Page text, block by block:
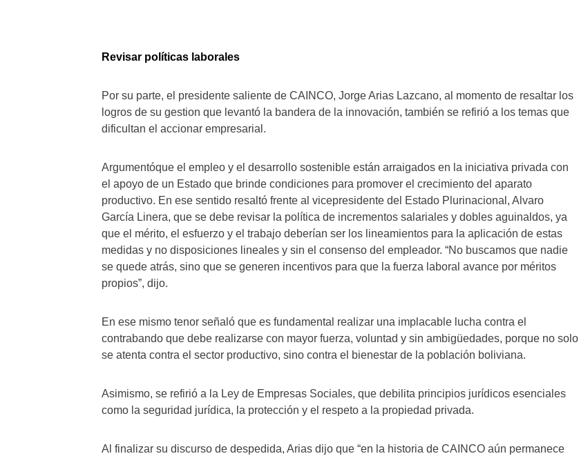
Revisar políticas laborales
Por su parte, el presidente saliente de CAINCO, Jorge Arias Lazcano, al momento de resaltar los
logros de su gestion que levantó la bandera de la innovación, también se refirió a los temas que
dificultan el accionar empresarial.
Argumentóque el empleo y el desarrollo sostenible están arraigados en la iniciativa privada con
el apoyo de un Estado que brinde condiciones para promover el crecimiento del aparato
productivo. En ese sentido resaltó frente al vicepresidente del Estado Plurinacional, Alvaro
García Linera, que se debe revisar la política de incrementos salariales y dobles aguinaldos, ya
que el mérito, el esfuerzo y el trabajo deberían ser los lineamientos para la aplicación de estas
medidas y no disposiciones lineales y sin el consenso del empleador. “No buscamos que nadie
se quede atrás, sino que se generen incentivos para que la fuerza laboral avance por méritos
propios”, dijo.
En ese mismo tenor señaló que es fundamental realizar una implacable lucha contra el
contrabando que debe realizarse con mayor fuerza, voluntad y sin ambigüedades, porque no solo
se atenta contra el sector productivo, sino contra el bienestar de la población boliviana.
Asimismo, se refirió a la Ley de Empresas Sociales, que debilita principios jurídicos esenciales
como la seguridad jurídica, la protección y el respeto a la propiedad privada.
Al finalizar su discurso de despedida, Arias dijo que “en la historia de CAINCO aún permanece